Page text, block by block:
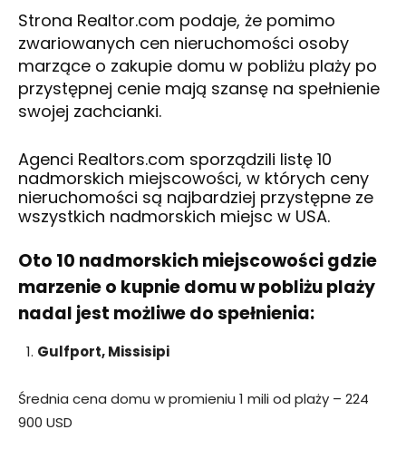
Strona Realtor.com podaje, że pomimo
zwariowanych cen nieruchomości osoby
marzące o zakupie domu w pobliżu plaży po
przystępnej cenie mają szansę na spełnienie
swojej zachcianki.
Agenci Realtors.com sporządzili listę 10
nadmorskich miejscowości, w których ceny
nieruchomości są najbardziej przystępne ze
wszystkich nadmorskich miejsc w USA.
Oto 10 nadmorskich miejscowości gdzie
marzenie o kupnie domu w pobliżu plaży
nadal jest możliwe do spełnienia:
Gulfport, Missisipi
Średnia cena domu w promieniu 1 mili od plaży – 224
900 USD